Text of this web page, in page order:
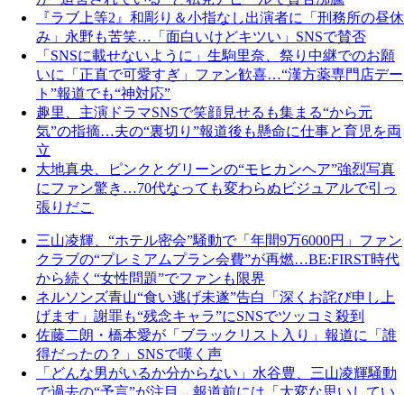
『ラブ上等2』和彫り＆小指なし出演者に「刑務所の昼休
み」永野も苦笑…「面白いけどキツい」SNSで賛否
「SNSに載せないように」生駒里奈、祭り中継でのお願
いに「正直で可愛すぎ」ファン歓喜…“漢方薬専門店デー
ト”報道でも“神対応”
趣里、主演ドラマSNSで笑顔見せるも集まる“から元
気”の指摘…夫の“裏切り”報道後も懸命に仕事と育児を両
立
大地真央、ピンクとグリーンの“モヒカンヘア”強烈写真
にファン驚き…70代なっても変わらぬビジュアルで引っ
張りだこ
三山凌輝、“ホテル密会”騒動で「年間9万6000円」ファン
クラブの“プレミアムプラン会費”が再燃…BE:FIRST時代
から続く“女性問題”でファンも限界
ネルソンズ青山“食い逃げ未遂”告白「深くお詫び申し上
げます」謝罪も“残念キャラ”にSNSでツッコミ殺到
佐藤二朗・橋本愛が「ブラックリスト入り」報道に「誰
得だったの？」SNSで嘆く声
「どんな男がいるか分からない」水谷豊、三山凌輝騒動
で過去の“予言”が注目…報道前には「大変な思いしてい